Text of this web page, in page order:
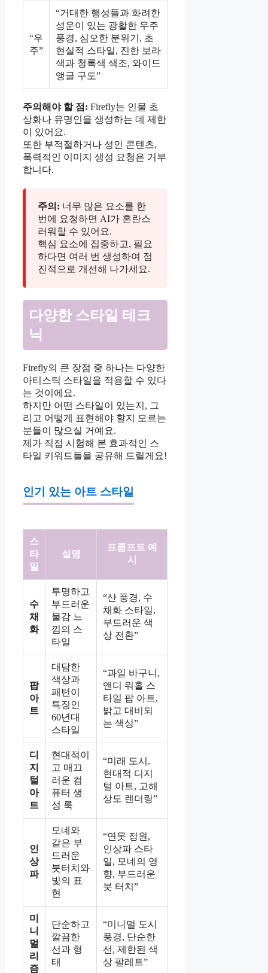
“우
주”
“거대한 행성들과 화려한
성운이 있는 광활한 우주
풍경, 심오한 분위기, 초
현실적 스타일, 진한 보라
색과 청록색 색조, 와이드
앵글 구도”
주의해야 할 점: Firefly는 인물 초
상화나 유명인을 생성하는 데 제한
이 있어요.
또한 부적절하거나 성인 콘텐츠,
폭력적인 이미지 생성 요청은 거부
합니다.
주의: 너무 많은 요소를 한
번에 요청하면 AI가 혼란스
러워할 수 있어요.
핵심 요소에 집중하고, 필요
하다면 여러 번 생성하여 점
진적으로 개선해 나가세요.
다양한 스타일 테크
닉
Firefly의 큰 장점 중 하나는 다양한
아티스틱 스타일을 적용할 수 있다
는 것이에요.
하지만 어떤 스타일이 있는지, 그
리고 어떻게 표현해야 할지 모르는
분들이 많으실 거예요.
제가 직접 시험해 본 효과적인 스
타일 키워드들을 공유해 드릴게요!
인기 있는 아트 스타일
스
타
일
설명
프롬프트 예
시
수
채
화
투명하고
부드러운
물감 느
낌의 스
타일
“산 풍경, 수
채화 스타일,
부드러운 색
상 전환”
팝
아
트
대담한
색상과
패턴이
특징인
60년대
스타일
“과일 바구니,
앤디 워홀 스
타일 팝 아트,
밝고 대비되
는 색상”
디
지
털
아
트
현대적이
고 매끄
러운 컴
퓨터 생
성 룩
“미래 도시,
현대적 디지
털 아트, 고해
상도 렌더링”
인
상
파
모네와
같은 부
드러운
붓터치와
빛의 표
현
“연못 정원,
인상파 스타
일, 모네의 영
향, 부드러운
붓 터치”
미
니
멀
리
즘
단순하고
깔끔한
선과 형
태
“미니멀 도시
풍경, 단순한
선, 제한된 색
상 팔레트”